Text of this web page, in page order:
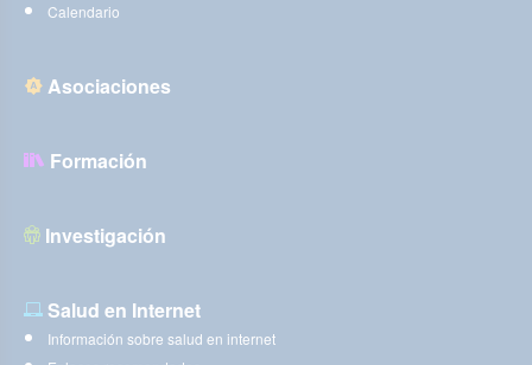
Calendario
Asociaciones
Formación
Investigación
Salud en Internet
Información sobre salud en internet